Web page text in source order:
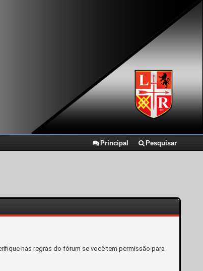
Principal Pesquisar
nas regras do fórum se você tem permissão para